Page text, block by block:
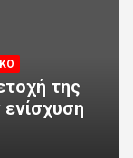
της